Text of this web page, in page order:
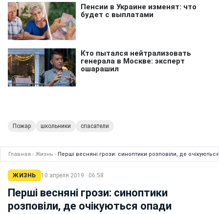
Пожар школьники спасатели
Главная › Жизнь › Перші весняні грози: синоптики розповіли, де
ЖИЗНЬ 10 апреля 2019 · 06:58
Перші весняні грози: синоптики
розповіли, де очікуються опади